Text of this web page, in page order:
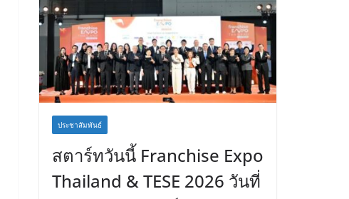
ประชาสัมพันธ์
สตาร์ทวันนี้ Franchise Expo
Thailand & TESE 2026 วันที่